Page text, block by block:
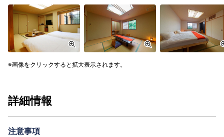
画像をクリックすると拡大表示されます。
詳細情報
注意事項